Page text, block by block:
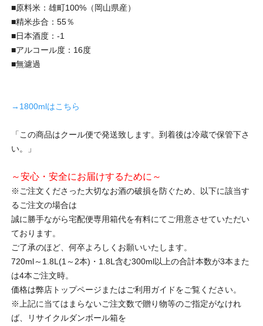
■原料米：雄町100%（岡山県産）
■精米歩合：55％
■日本酒度：-1
■アルコール度：16度
■無濾過
→1800mlはこちら
「この商品はクール便で発送致します。到着後は冷蔵で保管下さ
い。」
～安心・安全にお届けするために～
※ご注文くださった大切なお酒の破損を防ぐため、以下に該当す
るご注文の場合は
誠に勝手ながら宅配便専用箱代を有料にてご用意させていただい
ております。
ご了承のほど、何卒よろしくお願いいたします。
720ml～1.8L(1～2本)・1.8L含む300ml以上の合計本数が3本また
は4本ご注文時。
価格は弊店トップページまたはご利用ガイドをご覧ください。
※上記に当てはまらないご注文数で贈り物等のご指定がなけれ
ば、リサイクルダンボール箱を